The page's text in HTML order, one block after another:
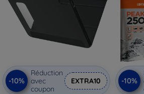
-10%
Réduction
avec
coupon
EXTRA10 -10%